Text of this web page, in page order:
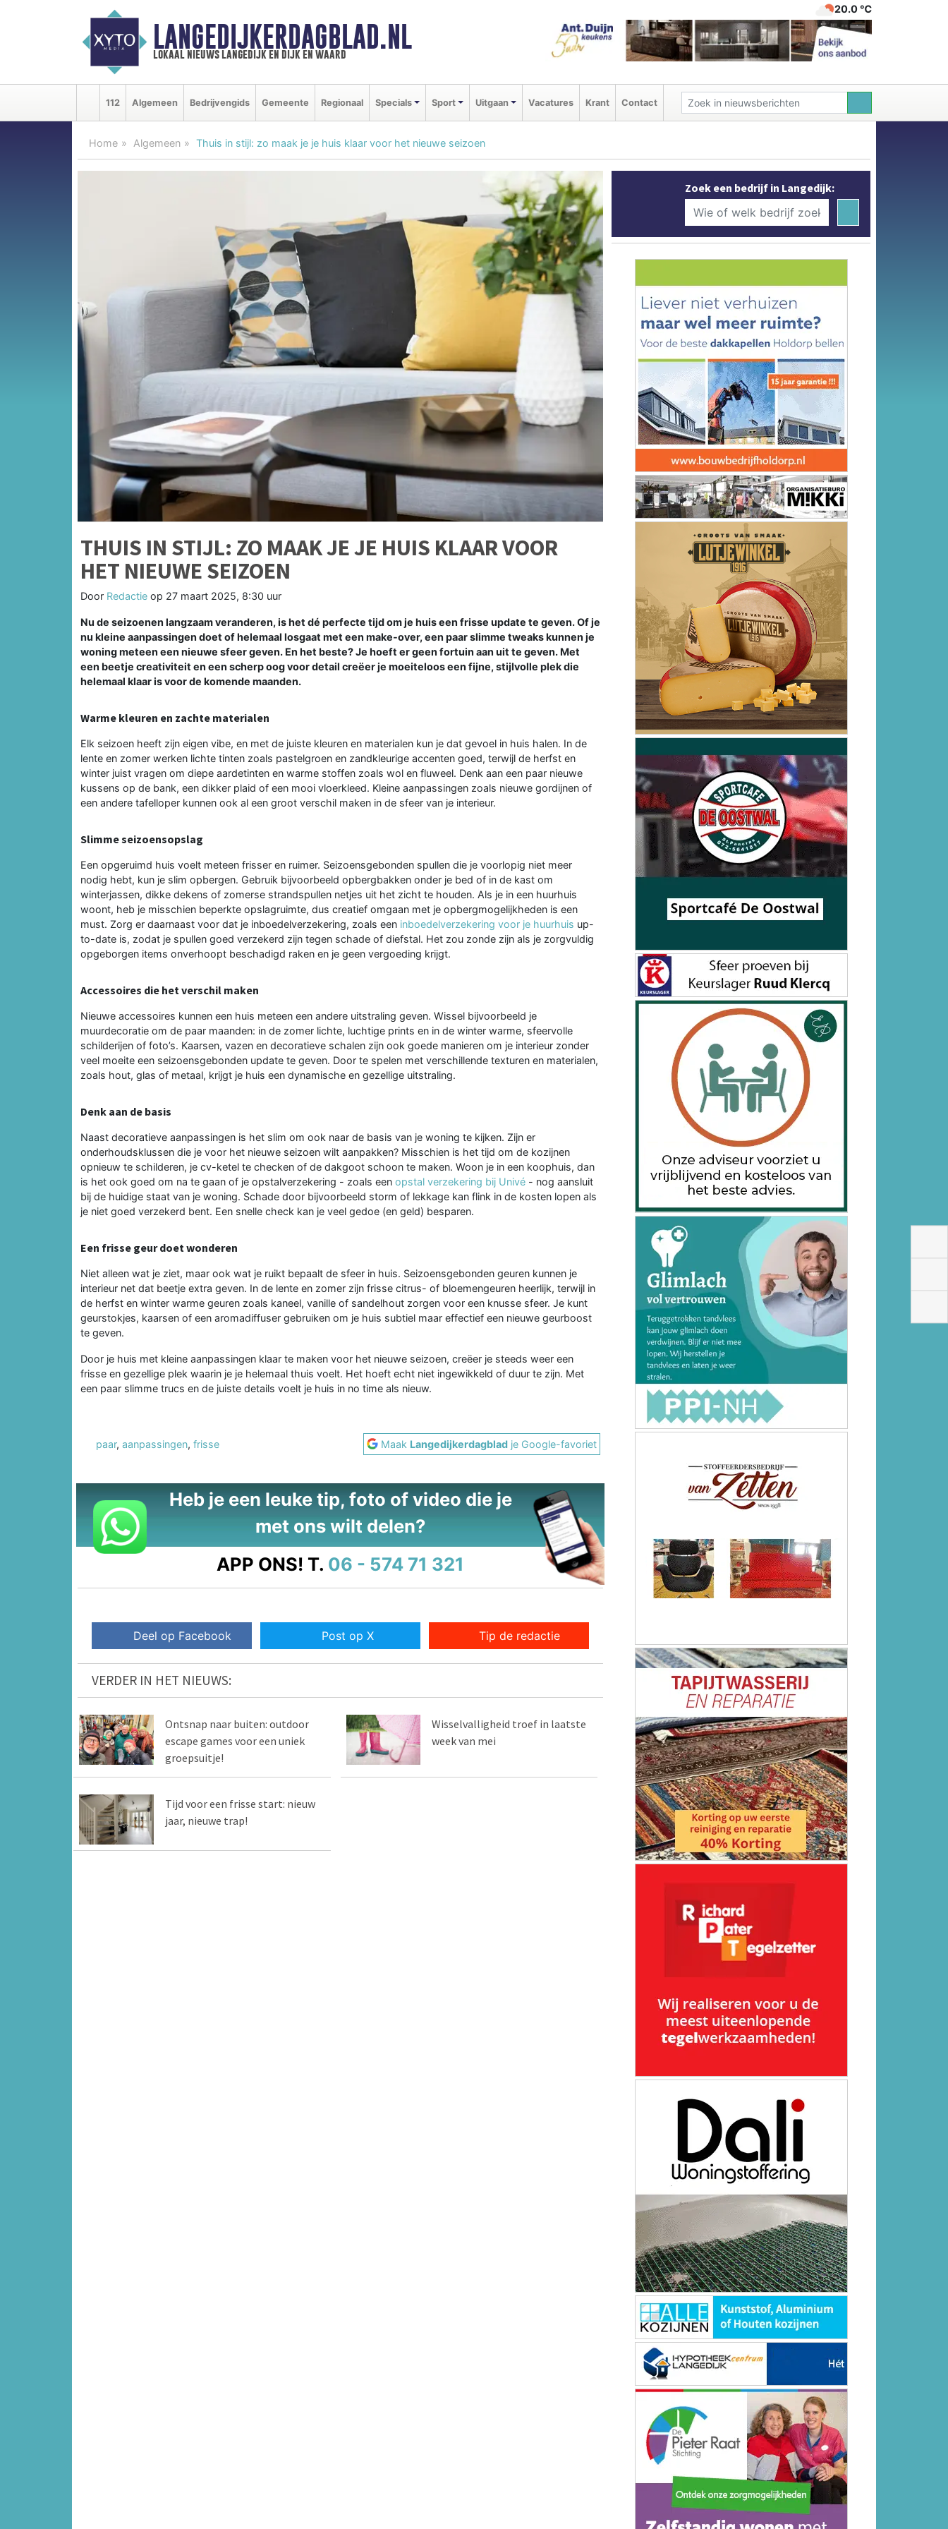
LANGEDIJKERDAGBLAD.NL
lokaal nieuws langedijk en dijk en waard
20.0 ℃
112 Algemeen Bedrijvengids Gemeente Regionaal Specials Sport Uitgaan Vacatures Krant Contact
Home Algemeen Thuis in stijl: zo maak je je huis klaar voor het nieuwe seizoen
THUIS IN STIJL: ZO MAAK JE JE HUIS KLAAR VOOR
HET NIEUWE SEIZOEN
Door Redactie op 27 maart 2025, 8:30 uur
Nu de seizoenen langzaam veranderen, is het dé perfecte tijd om je huis een frisse update te geven. Of je
nu kleine aanpassingen doet of helemaal losgaat met een make-over, een paar slimme tweaks kunnen je
woning meteen een nieuwe sfeer geven. En het beste? Je hoeft er geen fortuin aan uit te geven. Met
een beetje creativiteit en een scherp oog voor detail creëer je moeiteloos een fijne, stijlvolle plek die
helemaal klaar is voor de komende maanden.
Warme kleuren en zachte materialen
Elk seizoen heeft zijn eigen vibe, en met de juiste kleuren en materialen kun je dat gevoel in huis halen. In de
lente en zomer werken lichte tinten zoals pastelgroen en zandkleurige accenten goed, terwijl de herfst en
winter juist vragen om diepe aardetinten en warme stoffen zoals wol en fluweel. Denk aan een paar nieuwe
kussens op de bank, een dikker plaid of een mooi vloerkleed. Kleine aanpassingen zoals nieuwe gordijnen of
een andere tafelloper kunnen ook al een groot verschil maken in de sfeer van je interieur.
Slimme seizoensopslag
Een opgeruimd huis voelt meteen frisser en ruimer. Seizoensgebonden spullen die je voorlopig niet meer
nodig hebt, kun je slim opbergen. Gebruik bijvoorbeeld opbergbakken onder je bed of in de kast om
winterjassen, dikke dekens of zomerse strandspullen netjes uit het zicht te houden. Als je in een huurhuis
woont, heb je misschien beperkte opslagruimte, dus creatief omgaan met je opbergmogelijkheden is een
must. Zorg er daarnaast voor dat je inboedelverzekering, zoals een inboedelverzekering voor je huurhuis up-
to-date is, zodat je spullen goed verzekerd zijn tegen schade of diefstal. Het zou zonde zijn als je zorgvuldig
opgeborgen items onverhoopt beschadigd raken en je geen vergoeding krijgt.
Accessoires die het verschil maken
Nieuwe accessoires kunnen een huis meteen een andere uitstraling geven. Wissel bijvoorbeeld je
muurdecoratie om de paar maanden: in de zomer lichte, luchtige prints en in de winter warme, sfeervolle
schilderijen of foto’s. Kaarsen, vazen en decoratieve schalen zijn ook goede manieren om je interieur zonder
veel moeite een seizoensgebonden update te geven. Door te spelen met verschillende texturen en materialen,
zoals hout, glas of metaal, krijgt je huis een dynamische en gezellige uitstraling.
Denk aan de basis
Naast decoratieve aanpassingen is het slim om ook naar de basis van je woning te kijken. Zijn er
onderhoudsklussen die je voor het nieuwe seizoen wilt aanpakken? Misschien is het tijd om de kozijnen
opnieuw te schilderen, je cv-ketel te checken of de dakgoot schoon te maken. Woon je in een koophuis, dan
is het ook goed om na te gaan of je opstalverzekering - zoals een opstal verzekering bij Univé - nog aansluit
bij de huidige staat van je woning. Schade door bijvoorbeeld storm of lekkage kan flink in de kosten lopen als
je niet goed verzekerd bent. Een snelle check kan je veel gedoe (en geld) besparen.
Een frisse geur doet wonderen
Niet alleen wat je ziet, maar ook wat je ruikt bepaalt de sfeer in huis. Seizoensgebonden geuren kunnen je
interieur net dat beetje extra geven. In de lente en zomer zijn frisse citrus- of bloemengeuren heerlijk, terwijl in
de herfst en winter warme geuren zoals kaneel, vanille of sandelhout zorgen voor een knusse sfeer. Je kunt
geurstokjes, kaarsen of een aromadiffuser gebruiken om je huis subtiel maar effectief een nieuwe geurboost
te geven.
Door je huis met kleine aanpassingen klaar te maken voor het nieuwe seizoen, creëer je steeds weer een
frisse en gezellige plek waarin je je helemaal thuis voelt. Het hoeft echt niet ingewikkeld of duur te zijn. Met
een paar slimme trucs en de juiste details voelt je huis in no time als nieuw.
paar, aanpassingen, frisse Maak Langedijkerdagblad je Google-favoriet
Heb je een leuke tip, foto of video die je
met ons wilt delen?
APP ONS! T. 06 - 574 71 321
Deel op Facebook Post op X Tip de redactie
VERDER IN HET NIEUWS:
Ontsnap naar buiten: outdoor
escape games voor een uniek
groepsuitje!
Wisselvalligheid troef in laatste
week van mei
Tijd voor een frisse start: nieuw
jaar, nieuwe trap!
Zoek een bedrijf in Langedijk: